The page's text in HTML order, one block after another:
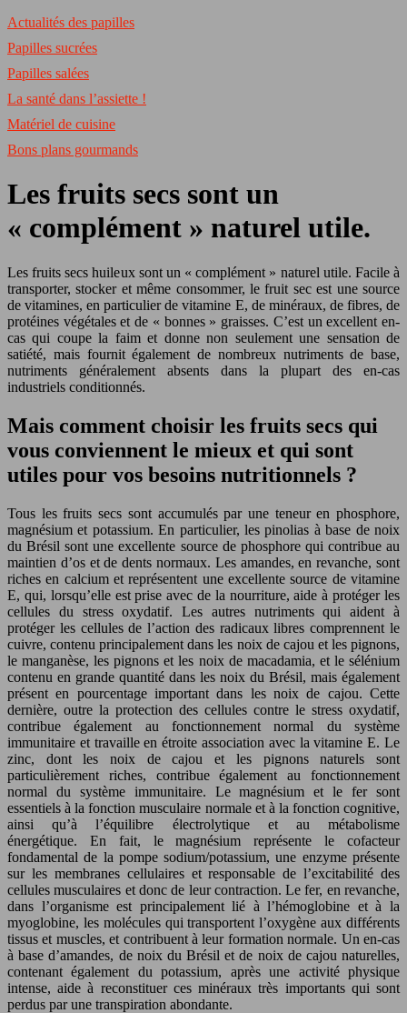
Actualités des papilles
Papilles sucrées
Papilles salées
La santé dans l’assiette !
Matériel de cuisine
Bons plans gourmands
Les fruits secs sont un
« complément » naturel utile.
Les fruits secs huileux sont un « complément » naturel utile. Facile à
transporter, stocker et même consommer, le fruit sec est une source
de vitamines, en particulier de vitamine E, de minéraux, de fibres, de
protéines végétales et de « bonnes » graisses. C’est un excellent en-
cas qui coupe la faim et donne non seulement une sensation de
satiété, mais fournit également de nombreux nutriments de base,
nutriments généralement absents dans la plupart des en-cas
industriels conditionnés.
Mais comment choisir les fruits secs qui
vous conviennent le mieux et qui sont
utiles pour vos besoins nutritionnels ?
Tous les fruits secs sont accumulés par une teneur en phosphore,
magnésium et potassium. En particulier, les pinolias à base de noix
du Brésil sont une excellente source de phosphore qui contribue au
maintien d’os et de dents normaux. Les amandes, en revanche, sont
riches en calcium et représentent une excellente source de vitamine
E, qui, lorsqu’elle est prise avec de la nourriture, aide à protéger les
cellules du stress oxydatif. Les autres nutriments qui aident à
protéger les cellules de l’action des radicaux libres comprennent le
cuivre, contenu principalement dans les noix de cajou et les pignons,
le manganèse, les pignons et les noix de macadamia, et le sélénium
contenu en grande quantité dans les noix du Brésil, mais également
présent en pourcentage important dans les noix de cajou. Cette
dernière, outre la protection des cellules contre le stress oxydatif,
contribue également au fonctionnement normal du système
immunitaire et travaille en étroite association avec la vitamine E. Le
zinc, dont les noix de cajou et les pignons naturels sont
particulièrement riches, contribue également au fonctionnement
normal du système immunitaire. Le magnésium et le fer sont
essentiels à la fonction musculaire normale et à la fonction cognitive,
ainsi qu’à l’équilibre électrolytique et au métabolisme
énergétique. En fait, le magnésium représente le cofacteur
fondamental de la pompe sodium/potassium, une enzyme présente
sur les membranes cellulaires et responsable de l’excitabilité des
cellules musculaires et donc de leur contraction. Le fer, en revanche,
dans l’organisme est principalement lié à l’hémoglobine et à la
myoglobine, les molécules qui transportent l’oxygène aux différents
tissus et muscles, et contribuent à leur formation normale. Un en-cas
à base d’amandes, de noix du Brésil et de noix de cajou naturelles,
contenant également du potassium, après une activité physique
intense, aide à reconstituer ces minéraux très importants qui sont
perdus par une transpiration abondante.